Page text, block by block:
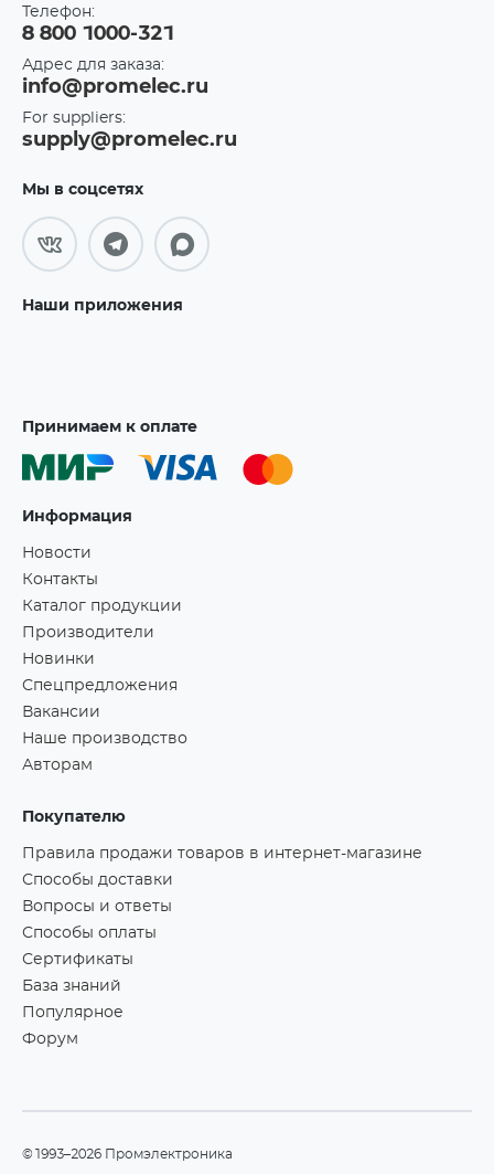
Телефон:
8 800 1000-321
Адрес для заказа:
info@promelec.ru
For suppliers:
supply@promelec.ru
Мы в соцсетях
Наши приложения
Принимаем к оплате
Информация
Новости
Контакты
Каталог продукции
Производители
Новинки
Спецпредложения
Вакансии
Наше производство
Авторам
Покупателю
Правила продажи товаров в интернет-магазине
Способы доставки
Вопросы и ответы
Способы оплаты
Сертификаты
База знаний
Популярное
Форум
©1993–2026 Промэлектроника